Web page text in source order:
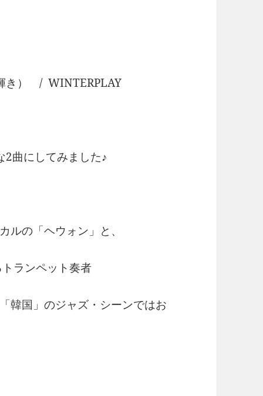
） / WINTERPLAY
2曲にしてみました♪
ルの「ヘウォン」と、
ランペット奏者
韓国」のジャズ・シーンではお